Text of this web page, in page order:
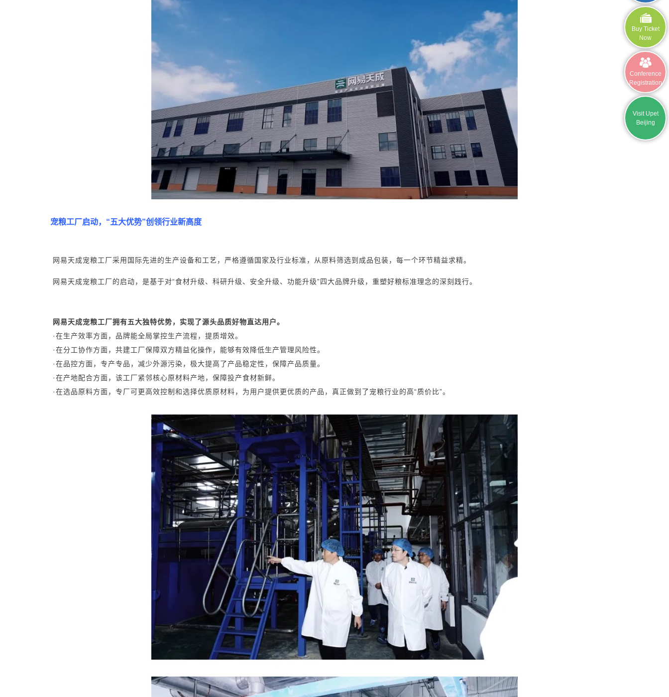
宠粮工厂启动，“五大优势”创领行业新高度
网易天成宠粮工厂采用国际先进的生产设备和工艺，严格遵循国家及行业标准，从原料筛选到成品包装，每一个环节精益求精。
网易天成宠粮工厂的启动，是基于对“食材升级、科研升级、安全升级、功能升级”四大品牌升级，重塑好粮标准理念的深刻践行。
网易天成宠粮工厂拥有五大独特优势，实现了源头品质好物直达用户。
·在生产效率方面，品牌能全局掌控生产流程，提质增效。
·在分工协作方面，共建工厂保障双方精益化操作，能够有效降低生产管理风险性。
·在品控方面，专产专品，减少外源污染，极大提高了产品稳定性，保障产品质量。
·在产地配合方面，该工厂紧邻核心原材料产地，保障投产食材新鲜。
·在选品原料方面，专厂可更高效控制和选择优质原材料，为用户提供更优质的产品，真正做到了宠粮行业的高“质价比”。
Buy Ticket
Now
Conference
Registration
Visit Upet
Beijing